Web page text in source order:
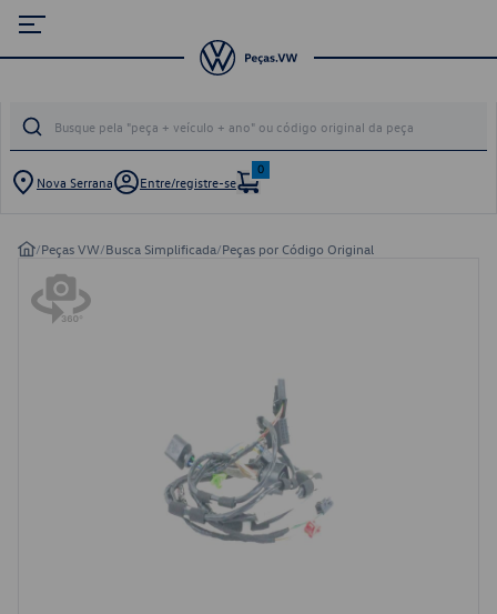
Nova Serrana Entre/registre-se
0
/Peças VW/Busca Simplificada/Peças por Código Original